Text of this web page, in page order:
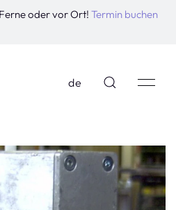
oder vor Ort! Termin buchen
de